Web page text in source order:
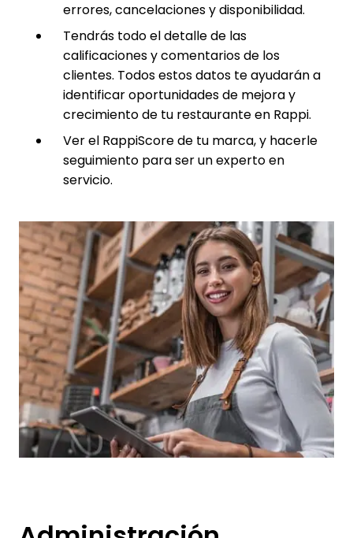
errores, cancelaciones y disponibilidad.
Tendrás todo el detalle de las
calificaciones y comentarios de los
clientes. Todos estos datos te ayudarán a
identificar oportunidades de mejora y
crecimiento de tu restaurante en Rappi.
Ver el RappiScore de tu marca, y hacerle
seguimiento para ser un experto en
servicio.